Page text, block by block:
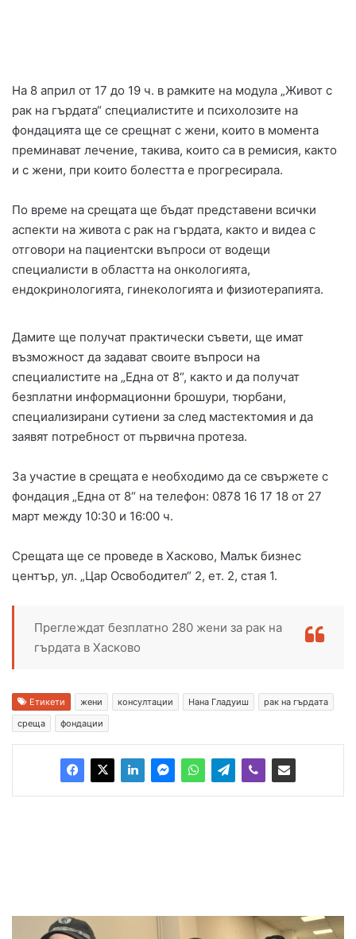
На 8 април от 17 до 19 ч. в рамките на модула „Живот с
рак на гърдата“ специалистите и психолозите на
фондацията ще се срещнат с жени, които в момента
преминават лечение, такива, които са в ремисия, както
и с жени, при които болестта е прогресирала.
По време на срещата ще бъдат представени всички
аспекти на живота с рак на гърдата, както и видеа с
отговори на пациентски въпроси от водещи
специалисти в областта на онкологията,
ендокринологията, гинекологията и физиотерапията.
Дамите ще получат практически съвети, ще имат
възможност да задават своите въпроси на
специалистите на „Една от 8“, както и да получат
безплатни информационни брошури, тюрбани,
специализирани сутиени за след мастектомия и да
заявят потребност от първична протеза.
За участие в срещата е необходимо да се свържете с
фондация „Една от 8“ на телефон: 0878 16 17 18 от 27
март между 10:30 и 16:00 ч.
Срещата ще се проведе в Хасково, Малък бизнес
център, ул. „Цар Освободител“ 2, ет. 2, стая 1.
Преглеждат безплатно 280 жени за рак на
гърдата в Хасково
Етикети жени консултации Нана Гладуиш
рак на гърдата
среща
фондации